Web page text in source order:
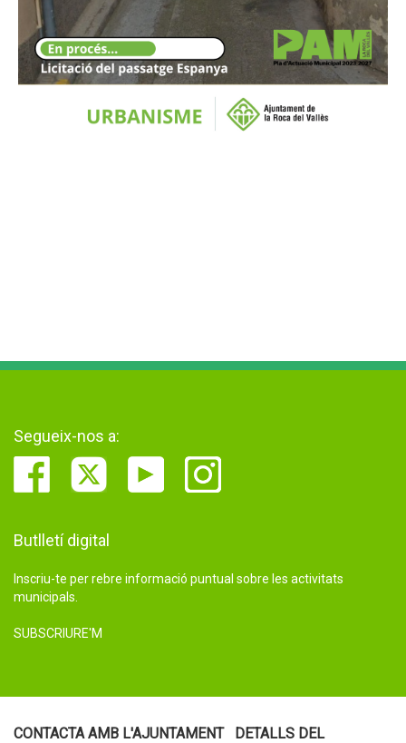
Segueix-nos a:
Butlletí digital
Inscriu-te per rebre informació puntual sobre les activitats
municipals.
SUBSCRIURE'M
CONTACTA AMB L'AJUNTAMENT DETALLS DEL